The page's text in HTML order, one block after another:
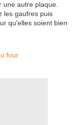
autre plaque.
les gaufres puis
qu'elles soient bien